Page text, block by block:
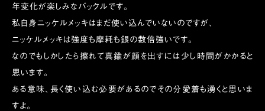
年変化が楽しみなバックルです。
私自身ニッケルメッキはまだ使い込んでいないのですが、
ニッケルメッキは強度も摩耗も銀の数倍強いです。
なのでもしかしたら擦れて真鍮が顔を出すには少し時間がかかると
思います。
ある意味、長く使い込む必要があるのでその分愛着も湧くと思いま
すよ。